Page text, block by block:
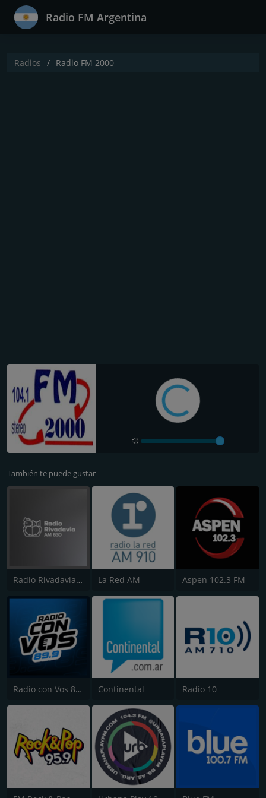
Radio FM Argentina
Radios Radio FM 2000
También te puede gustar
Radio Rivadavia 630 AM La Red AM Aspen 102.3 FM
Radio con Vos 89.9 FM Continental Radio 10